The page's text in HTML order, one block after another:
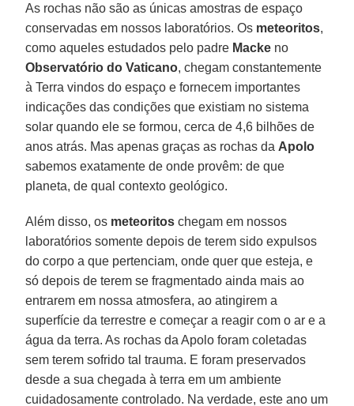
As rochas não são as únicas amostras de espaço
conservadas em nossos laboratórios. Os meteoritos,
como aqueles estudados pelo padre Macke no
Observatório do Vaticano, chegam constantemente
à Terra vindos do espaço e fornecem importantes
indicações das condições que existiam no sistema
solar quando ele se formou, cerca de 4,6 bilhões de
anos atrás. Mas apenas graças as rochas da Apolo
sabemos exatamente de onde provêm: de que
planeta, de qual contexto geológico.
Além disso, os meteoritos chegam em nossos
laboratórios somente depois de terem sido expulsos
do corpo a que pertenciam, onde quer que esteja, e
só depois de terem se fragmentado ainda mais ao
entrarem em nossa atmosfera, ao atingirem a
superfície da terrestre e começar a reagir com o ar e a
água da terra. As rochas da Apolo foram coletadas
sem terem sofrido tal trauma. E foram preservados
desde a sua chegada à terra em um ambiente
cuidadosamente controlado. Na verdade, este ano um